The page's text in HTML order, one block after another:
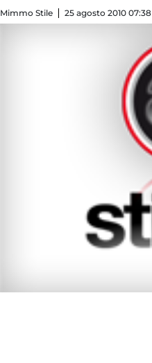
Mimmo Stile 25 agosto 2010 07:38